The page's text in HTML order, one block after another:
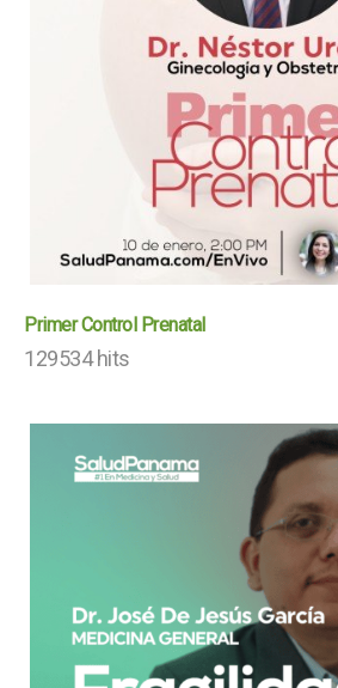
Primer Control Prenatal
129534 hits